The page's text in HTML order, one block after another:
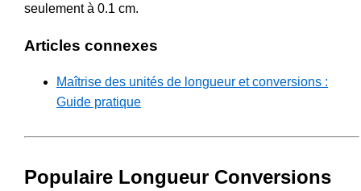
seulement à 0.1 cm.
Articles connexes
Maîtrise des unités de longueur et conversions :
Guide pratique
Populaire Longueur Conversions